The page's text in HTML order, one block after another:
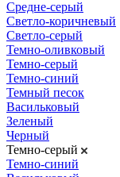
Средне-серый
Светло-коричневый
Светло-серый
Темно-оливковый
Темно-серый
Темно-синий
Темный песок
Васильковый
Зеленый
Черный
Темно-серый
Темно-синий